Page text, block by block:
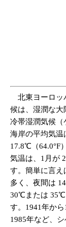
北東ヨーロッ
候は、湿潤な大
冷帯湿潤気候（
海岸の平均気温
17.8℃（64.0°F
気温は、1月が
す。簡単に言え
多く、夜間は
30℃または 35℃
す。1941年か
1985年など、